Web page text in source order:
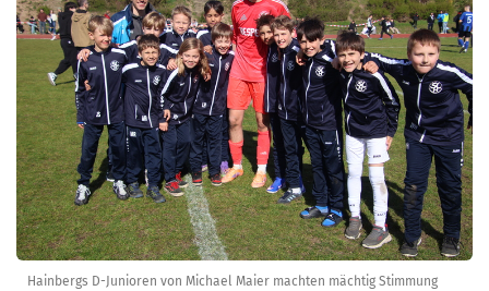
Hainbergs D-Junioren von Michael Maier machten mächtig Stimmung